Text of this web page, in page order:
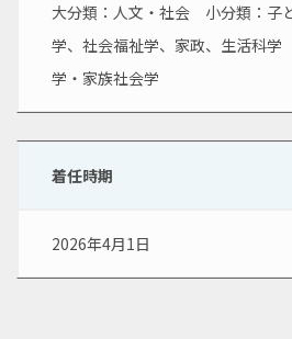
大分類：人文・社会　小分類：子
学、社会福祉学、家政、生活科学
学・家族社会学
着任時期
2026年4月1日